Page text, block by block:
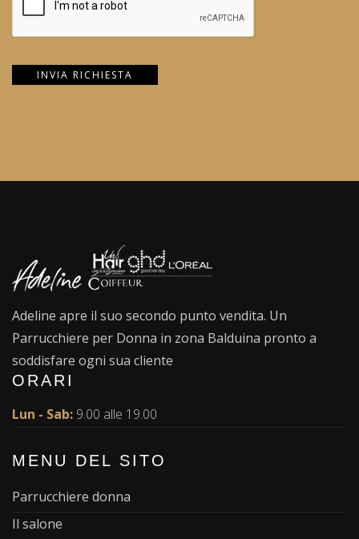
Adeline apre il suo secondo punto vendita. Un
Parrucchiere per Donna in zona Balduina pronto a
soddisfare ogni sua cliente
ORARI
Lun - Sab: 9.00 alle 19.00
MENU DEL SITO
Parrucchiere donna
Il salone